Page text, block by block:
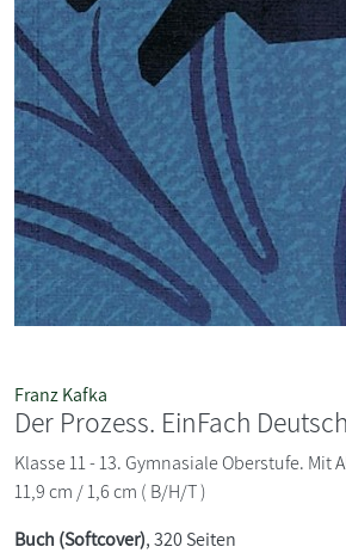
Franz Kafka
Der Prozess. EinFach
Klasse 11 - 13. Gymnasiale Oberstufe. Mit
11,9 cm / 1,6 cm ( B/H/T )
Buch (Softcover), 320 Seiten